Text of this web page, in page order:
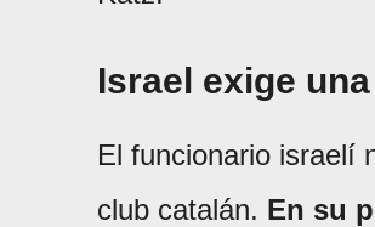
Israel exige
El funcionario israelí
club catalán. En su